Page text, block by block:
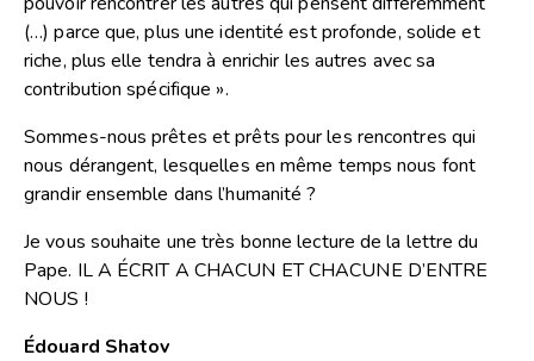
(…) parce que, plus une identité est profonde, solide et
riche, plus elle tendra à enrichir les autres avec sa
contribution spécifique ».
Sommes-nous prêtes et prêts pour les rencontres qui
nous dérangent, lesquelles en même temps nous font
grandir ensemble dans l’humanité ?
Je vous souhaite une très bonne lecture de la lettre du
Pape. IL A ÉCRIT A CHACUN ET CHACUNE D’ENTRE
NOUS !
Édouard Shatov